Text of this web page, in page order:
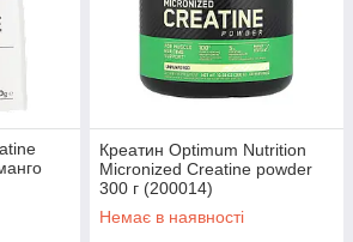
Креатин Optimum Nutrition
Micronized Сreatine powder
300 г (200014)
Немає в наявності